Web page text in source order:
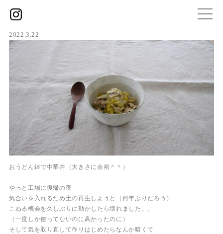
2022.3.22
おうどん鉢で中華丼（大きさに余裕＾＾）
やっと工場に復帰の夜
気合いを入れるため土の再生しようと（何年ぶりだろう）
こねる機会を久しぶりに動かしたら壊れました。。
（一度しか使ってないのに高かったのに）
そして気を取り直して作りはじめたらなんか暗くて